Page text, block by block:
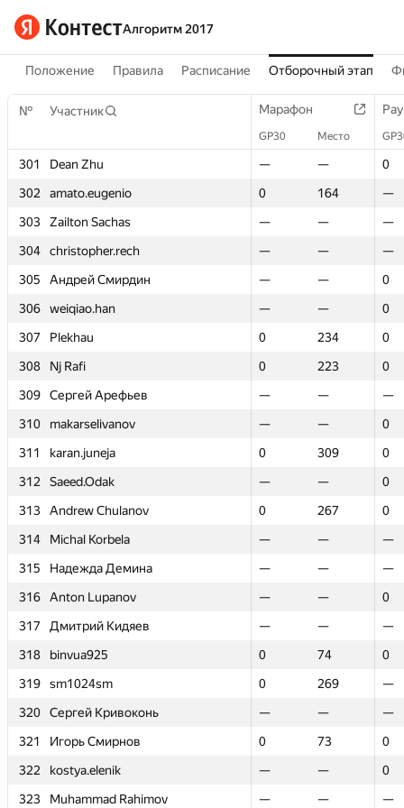
Алгоритм 2017
Положение Правила Расписание Отборочный этап
№ Участник Марафон
GP30 Место
301 Dean Zhu — —
0
302
amato.eugenio 0 164
—
303
Zailton Sachas — —
—
304
christopher.rech — —
—
305
Андрей Смирдин — —
0
306
weiqiao.han — —
0
307
Plekhau 0 234
0
308
Nj Rafi 0 223
0
309
Сергей Арефьев — —
—
310
makarselivanov — —
0
311
karan.juneja 0 309
0
312
Saeed.Odak — —
0
313
Andrew Chulanov 0 267
0
314
Michal Korbela — —
—
315
Надежда Демина — —
—
316
Anton Lupanov — —
0
317
Дмитрий Кидяев — —
—
318
binvua925 0 74
0
319
sm1024sm 0 269
—
320
Сергей Кривоконь — —
—
321
Игорь Смирнов 0 73
0
322
kostya.elenik — —
0
323
Muhammad Rahimov — —
—
№ Участник Марафон
GP30 Место
301 Dean Zhu — —
0
302
amato.eugenio 0 164
—
303
Zailton Sachas — —
—
304
christopher.rech — —
—
305
Андрей Смирдин — —
0
306
weiqiao.han — —
0
307
Plekhau 0 234
0
308
Nj Rafi 0 223
0
309
Сергей Арефьев — —
—
310
makarselivanov — —
0
311
karan.juneja 0 309
0
312
Saeed.Odak — —
0
313
Andrew Chulanov 0 267
0
314
Michal Korbela — —
—
315
Надежда Демина — —
—
316
Anton Lupanov — —
0
317
Дмитрий Кидяев — —
—
318
binvua925 0 74
0
319
sm1024sm 0 269
—
320
Сергей Кривоконь — —
—
321
Игорь Смирнов 0 73
0
322
kostya.elenik — —
0
323
Muhammad Rahimov — —
—